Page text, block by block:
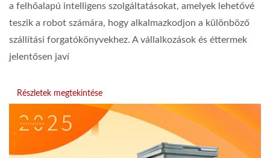
a felhőalapú intelligens szolgáltatásokat, amelyek lehetővé
teszik a robot számára, hogy alkalmazkodjon a különböző
szállítási forgatókönyvekhez. A vállalkozások és éttermek
jelentősen javí
Részletek megtekintése